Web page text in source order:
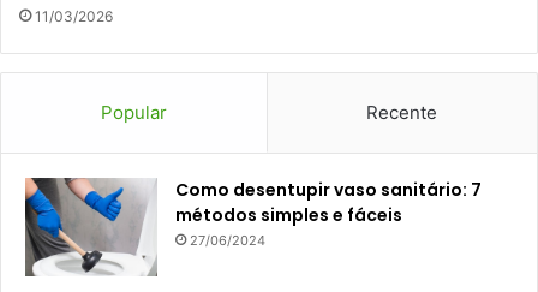
11/03/2026
Popular Recente
Como desentupir vaso sanitário: 7
métodos simples e fáceis
27/06/2024